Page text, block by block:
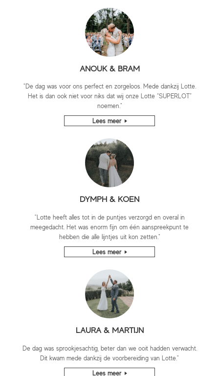
ANOUK & BRAM
"De dag was voor ons perfect en zorgeloos. Mede dankzij Lotte.
Het is dan ook niet voor niks dat wij onze Lotte “SUPERLOT”
noemen."
Lees meer
DYMPH & KOEN
"Lotte heeft alles tot in de puntjes verzorgd en overal in
meegedacht. Het was enorm fijn om één aanspreekpunt te
hebben die alle lijntjes uit kon zetten."
Lees meer
LAURA & MARTIJN
De dag was sprookjesachtig, beter dan we ooit hadden verwacht.
Dit kwam mede dankzij de voorbereiding van Lotte."
Lees meer